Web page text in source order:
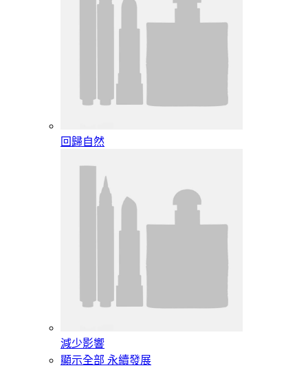
回歸自然
減少影響
顯示全部 永續發展